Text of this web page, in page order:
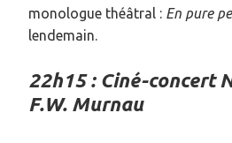
monologue théâtral : En pure
lendemain.
22h15 : Ciné-concert
F.W. Murnau